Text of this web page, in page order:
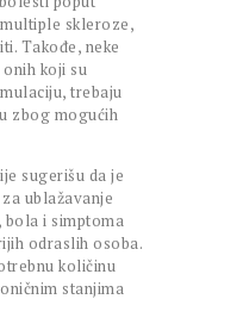
skleroze,
Takođe, neke
koji su
trebaju
zbog mogućih
sugerišu da je
ublažavanje
bola i simptoma
odraslih osoba.
količinu
stanjima